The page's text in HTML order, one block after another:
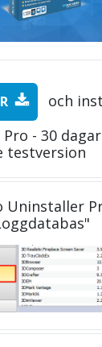
och
- 30
testversion
Uninstaller